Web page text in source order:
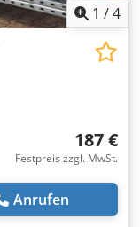
1 /4
187 €
Festpreis zzgl. MwSt.
Anrufen